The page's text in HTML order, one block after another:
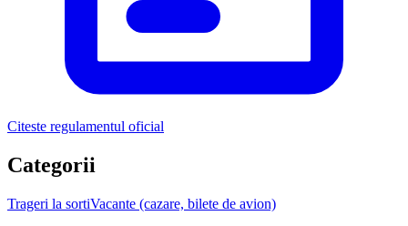
Citeste regulamentul oficial
Categorii
Trageri la sortiVacante (cazare, bilete de avion)